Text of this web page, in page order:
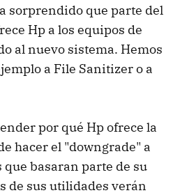
sorprendido que parte del
Hp a los equipos de
al nuevo sistema. Hemos
a File Sanitizer o a
por qué Hp ofrece la
hacer el "downgrade" a
basaran parte de su
de sus utilidades verán